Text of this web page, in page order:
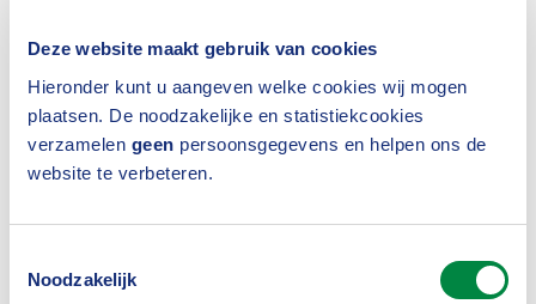
Deze website maakt gebruik van cookies
Hieronder kunt u aangeven welke cookies wij mogen
plaatsen. De noodzakelijke en statistiekcookies
verzamelen geen persoonsgegevens en helpen ons de
website te verbeteren.
Noodzakelijk
Charter Diversiteit met de wens om organisaties te
inspireren een divers medewerkersbestand te
werven dat een goede afspiegeling is van de
maatschappij en het klantenbestand.
Netwerk
Door ondertekening van het Charter, krijgen leden